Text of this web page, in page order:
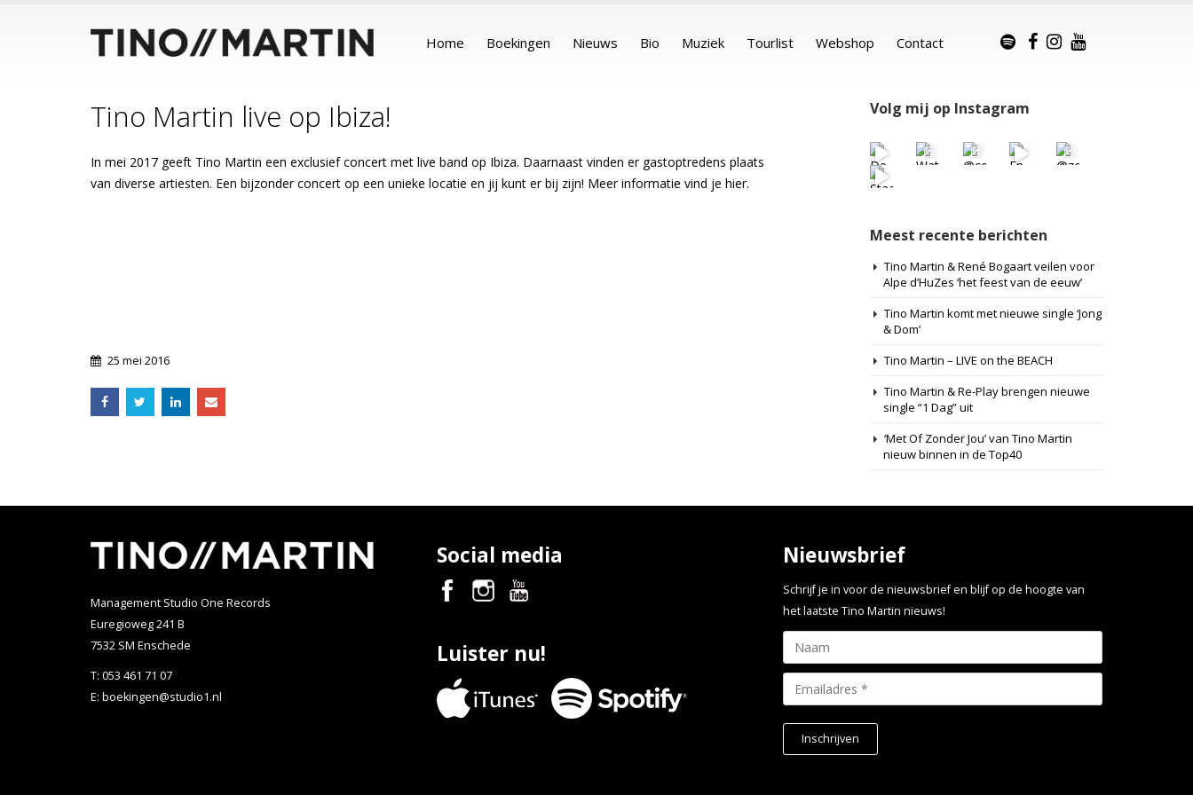
Home Boekingen Nieuws Bio Muziek Tourlist Webshop Contact
Tino Martin live op Ibiza!
In mei 2017 geeft Tino Martin een exclusief concert met live band op Ibiza. Daarnaast vinden er gastoptredens plaats
van diverse artiesten. Een bijzonder concert op een unieke locatie en jij kunt er bij zijn! Meer informatie vind je hier.
25 mei 2016
Volg mij op Instagram
Meest recente berichten
Tino Martin & René Bogaart veilen voor
Alpe d’HuZes ‘het feest van de eeuw’
Tino Martin komt met nieuwe single ‘Jong
& Dom’
Tino Martin – LIVE on the BEACH
Tino Martin & Re-Play brengen nieuwe
single “1 Dag” uit
‘Met Of Zonder Jou’ van Tino Martin
nieuw binnen in de Top40
Management Studio One Records
Euregioweg 241 B
7532 SM Enschede
T: 053 461 71 07
E: boekingen@studio1.nl
Social media
Luister nu!
Nieuwsbrief
Schrijf je in voor de nieuwsbrief en blijf op de hoogte van
het laatste Tino Martin nieuws!